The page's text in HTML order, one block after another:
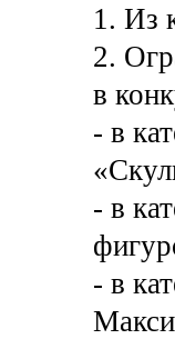
1. Из
2.
в
- в
- в
- в